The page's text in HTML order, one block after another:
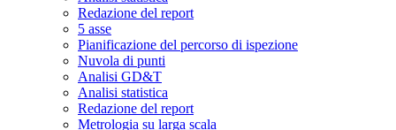
Redazione del report
5 asse
Pianificazione del percorso di ispezione
Nuvola di punti
Analisi GD&T
Analisi statistica
Redazione del report
Metrologia su larga scala